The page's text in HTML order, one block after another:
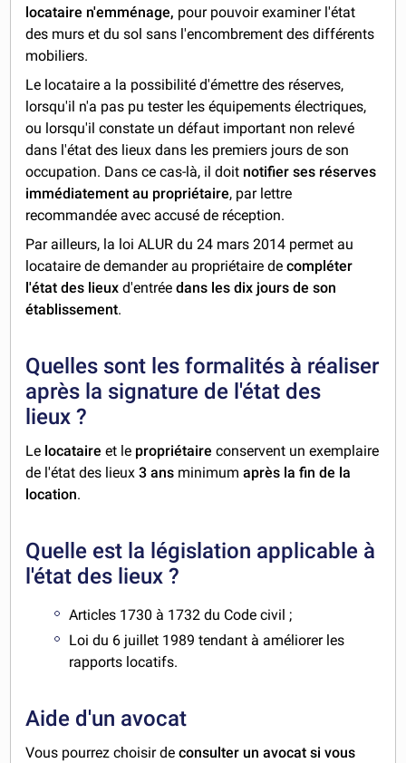
locataire n'emménage, pour pouvoir examiner l'état
des murs et du sol sans l'encombrement des différents
mobiliers.
Le locataire a la possibilité d'émettre des réserves,
lorsqu'il n'a pas pu tester les équipements électriques,
ou lorsqu'il constate un défaut important non relevé
dans l'état des lieux dans les premiers jours de son
occupation. Dans ce cas-là, il doit notifier ses réserves
immédiatement au propriétaire, par lettre
recommandée avec accusé de réception.
Par ailleurs, la loi ALUR du 24 mars 2014 permet au
locataire de demander au propriétaire decompléter
l'état des lieuxd'entréedans les dix jours de son
établissement.
Quelles sont les formalités à réaliser
après la signature de l'état des
lieux ?
Le locataire et le propriétaire conservent un exemplaire
de l'état des lieux3 ans minimumaprès la fin de la
location.
Quelle est la législation applicable à
l'état des lieux ?
Articles 1730 à 1732 du Code civil ;
Loi du 6 juillet 1989 tendant à améliorer les
rapports locatifs.
Aide d'un avocat
Vous pourrez choisir deconsulter un avocat si vous